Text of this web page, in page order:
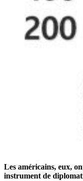
Les américains, eux,
instrument de